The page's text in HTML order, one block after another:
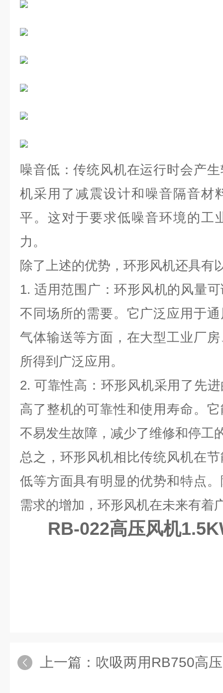
噪音低：传统风机在运行时会产
机采用了减震设计和噪音隔音材
平。这对于要求低噪音环境的工
力。
除了上述的优势，环形风机还具有
1. 适用范围广：环形风机的风量
不同场所的需要。它广泛应用于
气体输送等方面，在大型工业厂
所得到广泛应用。
2. 可靠性高：环形风机采用了先
高了整机的可靠性和使用寿命。
不易发生故障，减少了维修和停工
总之，环形风机相比传统风机在
低等方面具有明显的优势和特点
需求的增加，环形风机在未来有着
RB-022高压风机
上一篇： 吹吸两用RB750高压风